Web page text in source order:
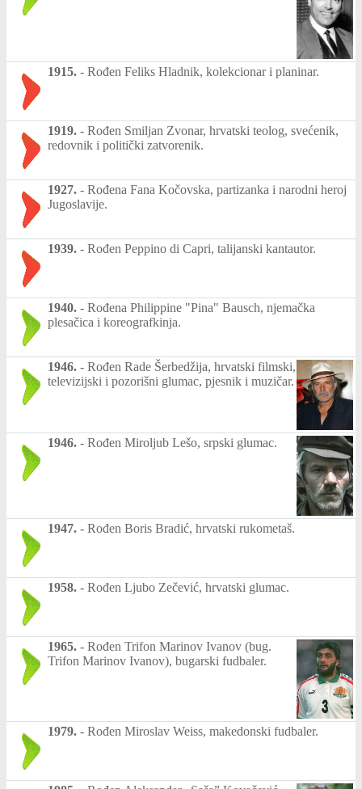
1915. - Rođen Feliks Hladnik, kolekcionar i planinar.
1919. - Rođen Smiljan Zvonar, hrvatski teolog, svećenik,
redovnik i politički zatvorenik.
1927. - Rođena Fana Kočovska, partizanka i narodni heroj
Jugoslavije.
1939. - Rođen Peppino di Capri, talijanski kantautor.
1940. - Rođena Philippine "Pina" Bausch, njemačka
plesačica i koreografkinja.
1946. - Rođen Rade Šerbedžija, hrvatski filmski,
televizijski i pozorišni glumac, pjesnik i muzičar.
1946. - Rođen Miroljub Lešo, srpski glumac.
1947. - Rođen Boris Bradić, hrvatski rukometaš.
1958. - Rođen Ljubo Zečević, hrvatski glumac.
1965. - Rođen Trifon Marinov Ivanov (bug.
Trifon Marinov Ivanov), bugarski fudbaler.
1979. - Rođen Miroslav Weiss, makedonski fudbaler.